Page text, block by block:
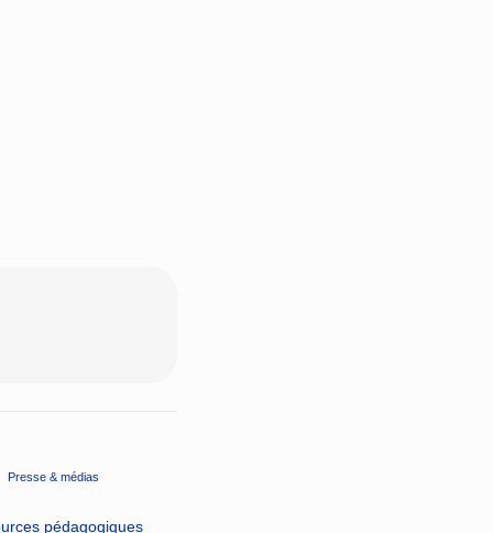
Presse & médias
pédagogiques